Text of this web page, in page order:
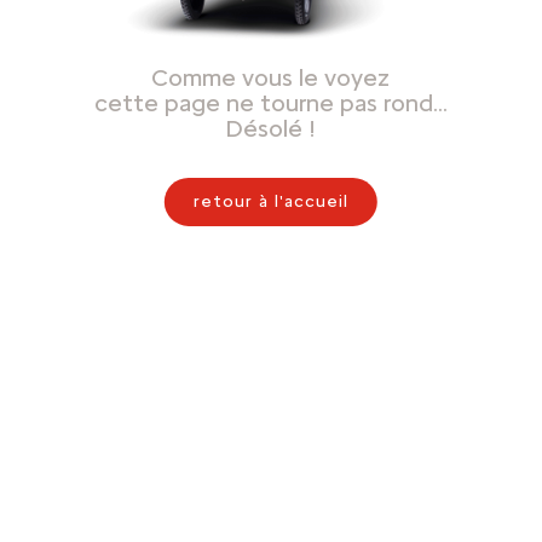
Comme vous le voyez
cette page ne tourne pas rond…
Désolé !
retour à l'accueil